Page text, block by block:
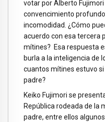
votar por Alberto
convencimiento
incomodidad. ¿Cómo
acuerdo con esa tercera
mítines? Esa respuesta
burla a la inteligencia de
cuantos mítines estuvo
padre?
Keiko Fujimori se
República rodeada de la
padre, entre ellos